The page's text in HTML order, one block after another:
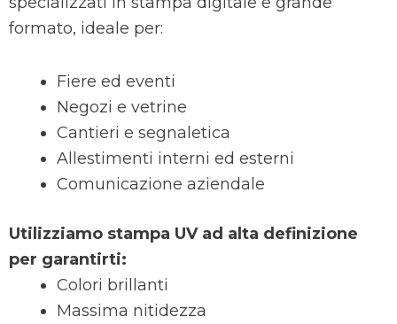
formato, ideale per:
Fiere ed eventi
Negozi e vetrine
Cantieri e segnaletica
Allestimenti interni ed esterni
Comunicazione aziendale
Utilizziamo stampa UV ad alta definizione
per garantirti:
Colori brillanti
Massima nitidezza